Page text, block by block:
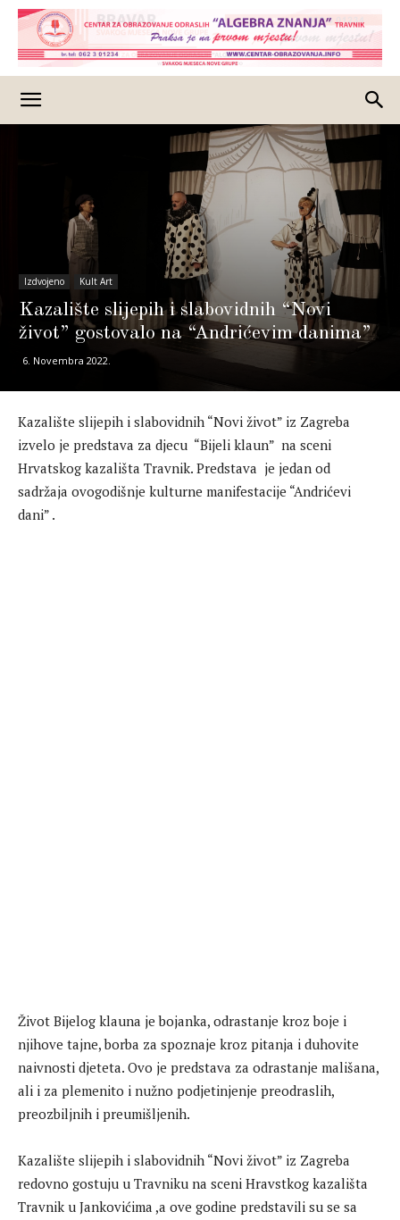
Izdvojeno Kult Art
Kazalište slijepih i slabovidnih “Novi
život” gostovalo na “Andrićevim danima”
6. Novembra 2022.
Kazalište slijepih i slabovidnih “Novi život” iz Zagreba
izvelo je predstava za djecu “Bijeli klaun” na sceni
Hrvatskog kazališta Travnik. Predstava je jedan od
sadržaja ovogodišnje kulturne manifestacije “Andrićevi
dani” .
Život Bijelog klauna je bojanka, odrastanje kroz boje i
njihove tajne, borba za spoznaje kroz pitanja i duhovite
naivnosti djeteta. Ovo je predstava za odrastanje mališana,
ali i za plemenito i nužno podjetinjenje preodraslih,
preozbiljnih i preumišljenih.
Kazalište slijepih i slabovidnih “Novi život” iz Zagreba
redovno gostuju u Travniku na sceni Hravstkog kazališta
Travnik u Jankovićima ,a ove godine predstavili su se sa